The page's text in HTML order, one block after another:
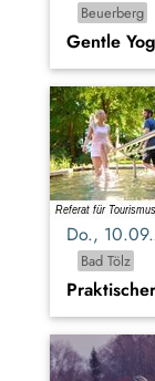
Beuerberg
Gentle
Do.,
Bad Tölz